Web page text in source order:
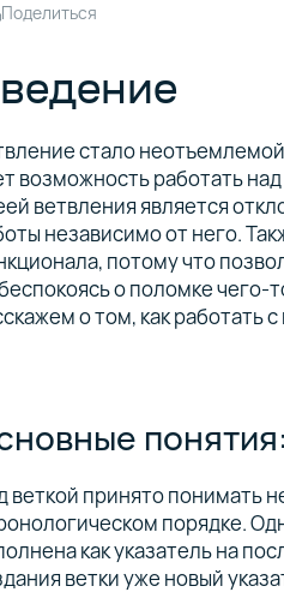
Поделиться
стало
возможность работать
ветвления является
независимо от него.
потому что
о поломке чего-
о том, как работать
веткой принято понимать
порядке.
как указатель на
ветки уже новый